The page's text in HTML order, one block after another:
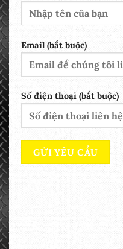
Email (bắt buộc)
Số điện thoại (bắt buộc)